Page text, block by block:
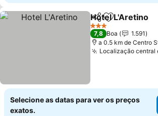
PartilharAdicionar
Hotel L'Aretino
3 Estrelas
7,8 Boa
1.591
a 0.5 km de Centro
Localização central
Selecione as datas para ver os preços
exatos.